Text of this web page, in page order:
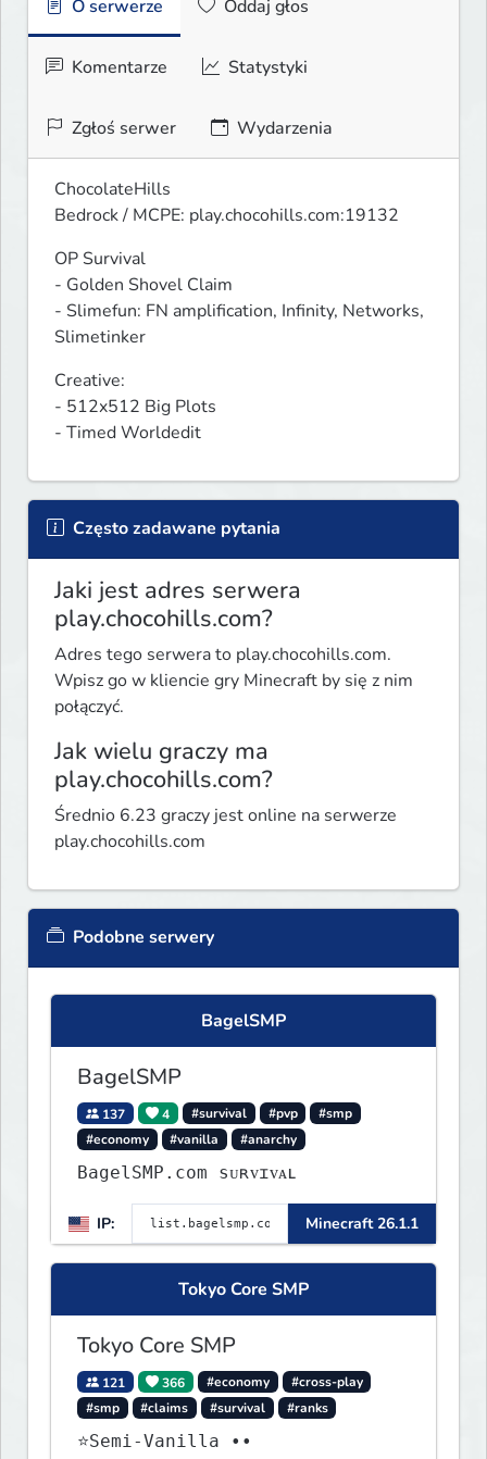
O serwerze Oddaj głos
Komentarze Statystyki
Zgłoś serwer Wydarzenia
ChocolateHills
Bedrock / MCPE: play.chocohills.com:19132
OP Survival
- Golden Shovel Claim
- Slimefun: FN amplification, Infinity, Networks,
Slimetinker
Creative:
- 512x512 Big Plots
- Timed Worldedit
Często zadawane pytania
Jaki jest adres serwera
play.chocohills.com?
Adres tego serwera to play.chocohills.com.
Wpisz go w kliencie gry Minecraft by się z nim
połączyć.
Jak wielu graczy ma
play.chocohills.com?
Średnio 6.23 graczy jest online na serwerze
play.chocohills.com
Podobne serwery
BagelSMP
BagelSMP
137 4 #survival #pvp
#smp
#economy
#vanilla #anarchy
BagelSMP.com ѕᴜʀᴠɪᴠᴀʟ
IP: Minecraft 26.1.1
Tokyo Core SMP
Tokyo Core SMP
121 366 #economy
#cross-play
#smp
#claims #survival #ranks
⭐Semi-Vanilla ••